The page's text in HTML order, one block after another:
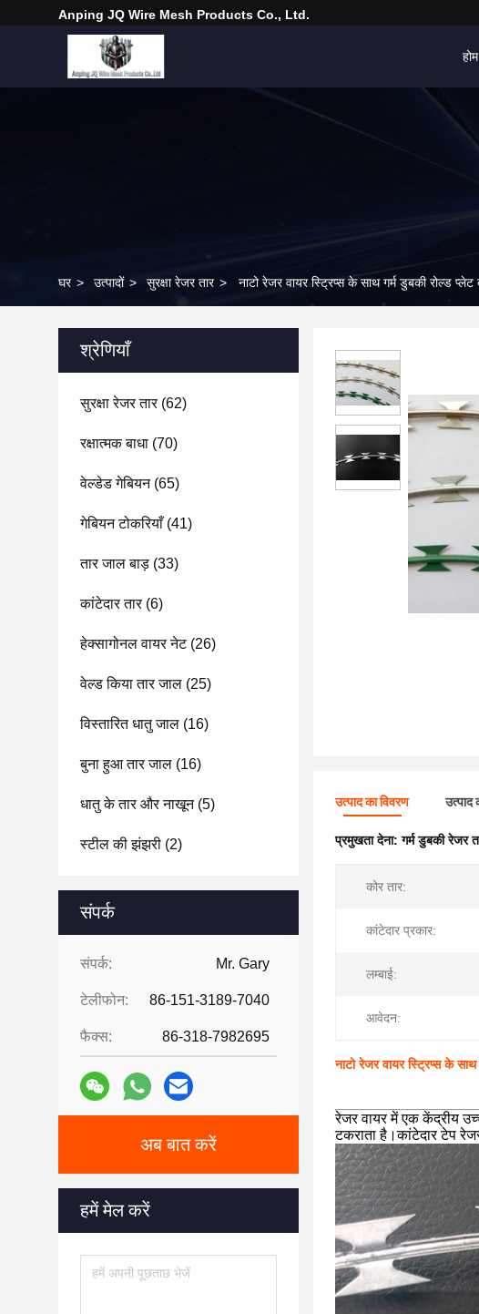
Anping JQ Wire Mesh Products Co., Ltd.
होम
घर > उत्पादों > सुरक्षा रेजर तार > नाटो रेजर वायर स्ट्रिप्स के साथ गर्म डुबकी रोल्ड प्लेट
श्रेणियाँ
सुरक्षा रेजर तार(62)
रक्षात्मक बाधा (70)
वेल्डेड गेबियन(65)
गेबियन टोकरियाँ(41)
तार जाल बाड़ (33)
कांटेदार तार(6)
हेक्सागोनल वायर नेट(26)
वेल्ड किया तार जाल (25)
विस्तारित धातु जाल (16)
बुना हुआ तार जाल (16)
धातु के तार और नाखून(5)
स्टील की झंझरी (2)
संपर्क
संपर्क: Mr. Gary
टेलीफोन: 86-151-3189-7040
फैक्स: 86-318-7982695
अब बात करें
हमें मेल करें
उत्पाद का विवरण उत्पाद
प्रमुखता देना:गर्म डुबकी रेजर
कोर तार:
कांटेदार प्रकार:
लम्बाई:
आवेदन:
नाटो रेजर वायर स्ट्रिप्स के
रेजर वायर में एक केंद्रीय
टकराता है।कांटेदार टेप